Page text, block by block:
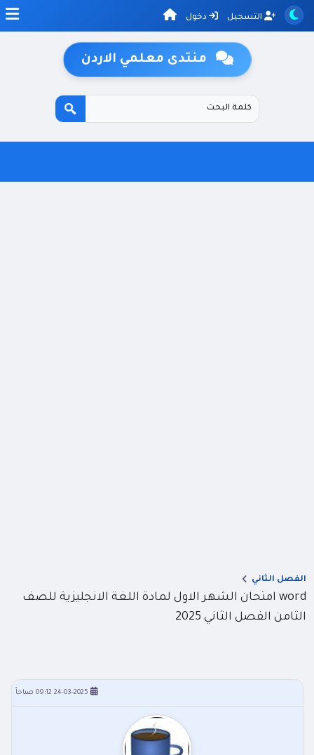
التسجيل دخول
منتدى معلمي الاردن
الفصل الثاني
word امتحان الشهر الاول لمادة اللغة الانجليزية للصف
الثامن الفصل الثاني 2025
24-03-2025 09:12 صباحاً